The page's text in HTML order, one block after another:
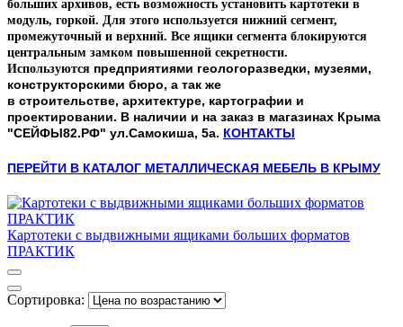
больших архивов, есть возможность установить картотеки в
модуль, горкой. Для этого используется нижний сегмент,
промежуточный и верхний. Все ящики сегмента блокируются
центральным замком повышенной секретности.
Используются предприятиями геологоразведки, музеями,
конструкторскими бюро, а так же
в строительстве, архитектуре, картографии и
проектировании. В наличии и на заказ в магазинах Крыма
"СЕЙФЫ82.РФ" ул.Самокиша, 5а. КОНТАКТЫ
ПЕРЕЙТИ В КАТАЛОГ МЕТАЛЛИЧЕСКАЯ МЕБЕЛЬ В КРЫМУ
Картотеки с выдвижными ящиками больших форматов
ПРАКТИК
Сортировка: